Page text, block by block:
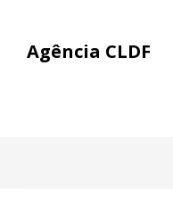
Agência CLDF